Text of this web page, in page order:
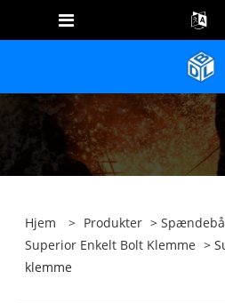
Hjem > Produkter >
Superior Enkelt Bolt Klemme >
klemme